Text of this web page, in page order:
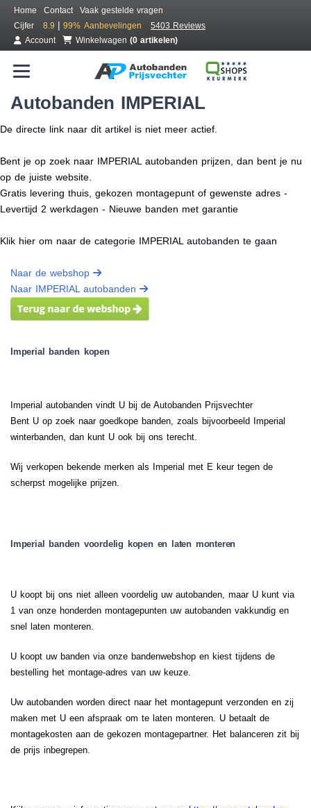
Home Contact
Vaak gestelde vragen
Cijfer
8.9 | 99% Aanbevelingen
5403 Reviews
Account
Winkelwagen (0 artikelen)
Autobanden IMPERIAL
De directe link naar dit artikel is niet meer actief.
Bent je op zoek naar IMPERIAL autobanden prijzen, dan bent je nu
op de juiste website.
Gratis levering thuis, gekozen montagepunt of gewenste adres -
Levertijd 2 werkdagen - Nieuwe banden met garantie
Klik hier om naar de categorie IMPERIAL autobanden te gaan
Naar de webshop
Naar IMPERIAL autobanden
Imperial banden kopen
Imperial autobanden vindt U bij de Autobanden Prijsvechter
Bent U op zoek naar goedkope banden, zoals bijvoorbeeld Imperial
winterbanden, dan kunt U ook bij ons terecht.
Wij verkopen bekende merken als Imperial met E keur tegen de
scherpst mogelijke prijzen.
Imperial banden voordelig kopen en laten monteren
U koopt bij ons niet alleen voordelig uw autobanden, maar U kunt via
1 van onze honderden montagepunten uw autobanden vakkundig en
snel laten monteren.
U koopt uw banden via onze bandenwebshop en kiest tijdens de
bestelling het montage-adres van uw keuze.
Uw autobanden worden direct naar het montagepunt verzonden en zij
maken met U een afspraak om te laten monteren. U betaalt de
montagekosten aan de gekozen montagepartner. Het balanceren zit bij
de prijs inbegrepen.